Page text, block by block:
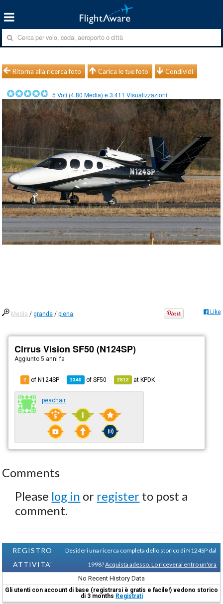
Ritorna alla ricerca foto Carica le tue foto Condividi
5 Voti (4.80 Media) e3.411 Visualizzazioni
Media /grande /piena Like
Cirrus Vision SF50 (N124SP)
Aggiunto5 anni fa
2 of N124SP 1340 ofSF50 2812 atKPDK
peachair
Comments
Please log in or register to post a
comment.
REGISTRO
ATTIVITA'
Desideri una ricerca completa dello storico di N124SP dal
1998?Acquista adesso. Lo riceverai entro un'ora
No Recent History Data
Gli utenti con account di base (registrarsi è gratis e facile!) vedono storico
di 3 months Registrati